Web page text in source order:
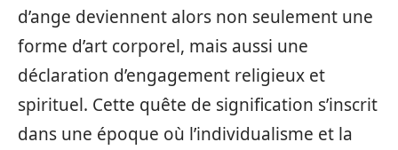
d’ange deviennent alors non seulement une
forme d’art corporel, mais aussi une
déclaration d’engagement religieux et
spirituel. Cette quête de signification s’inscrit
dans une époque où l’individualisme et la